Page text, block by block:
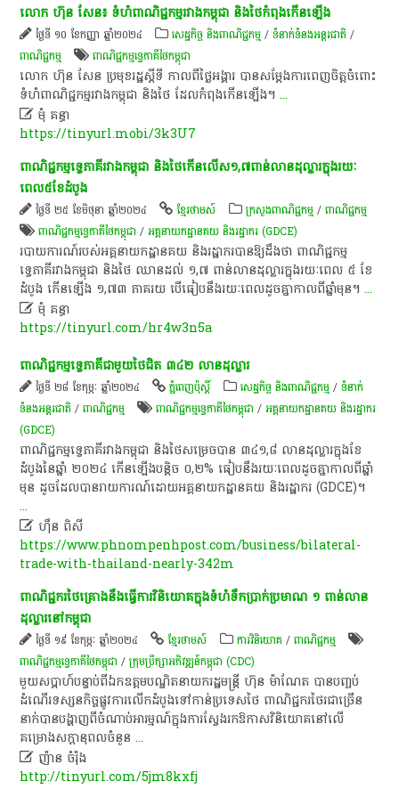
លោក​ ហ៊ុន​ សែន​៖​ ទំហំ​ពាណិជ្ជកម្ម​រវាង​កម្ពុជា​ និង​ថៃ​កំពុង​កើនឡើង​
ថ្ងៃទី ១០ ខែកញ្ញា ឆ្នាំ២០២៤ សេដ្ឋកិច្ច និងពាណិជ្ជកម្ម /ទំនាក់ទំនងអន្តរជាតិ /
ពាណិជ្ជកម្ម
ពាណិជ្ជកម្ម​ទ្វេ​ភាគី​ថៃកម្ពុជា
លោក​ ហ៊ុន​ សែន​ ប្រមុខរដ្ឋ​ស្តីទី​ កាលពី​ថ្ងៃ​អង្គារ​ បាន​សម្តែង​ការ​ពេញចិត្ត​ចំពោះ​
ទំហំ​ពាណិជ្ជកម្ម​រវាង​កម្ពុជា​ និង​ថៃ​ ដែល​កំពុង​កើនឡើង​។​...
 មុំ គន្ធា
https://tinyurl.mobi/3k3U7
​ពាណិជ្ជកម្ម​ទ្វេភាគី​រវាង​កម្ពុជា​ និង​ថៃ​កើន​លើស​១,៧​ពាន់​លាន​ដុល្លារ​ក្នុង​រយៈ
ពេល​៥​ខែ​ដំបូង​
ថ្ងៃទី ២៥ ខែមិថុនា ឆ្នាំ២០២៤ ខ្មែរថាមស៍ ក្រសួងពាណិជ្ជកម្ម /ពាណិជ្ជកម្ម
ពាណិជ្ជកម្ម​ទ្វេ​ភាគី​ថៃកម្ពុជា /អគ្គនាយកដ្ឋាន​គយ ​និង​រដ្ឋាករ (GDCE)
​របាយការណ៍​របស់​អគ្គនាយកដ្ឋាន​គយ​ និង​រដ្ឋាករ​បានឱ្យ​ដឹង​ថា​ ពាណិជ្ជកម្ម​
ទ្វេភាគី​រវាង​កម្ពុជា​ និង​ថៃ​ ឈាន​ដល់​ ១,៧​ ពាន់​លាន​ដុល្លារ​ក្នុង​រយៈពេល​ ៥​ ខែ​
ដំបូង​ កើនឡើង​ ១,៧៣​ ភាគរយ​ បើ​ធៀប​នឹង​រយៈពេល​ដូច​គ្នា​កាលពី​ឆ្នាំ​មុន​។​...
 មុំ គន្ធា
https://tinyurl.com/hr4w3n5a
ពាណិជ្ជកម្ម​ទ្វេភាគី​ជាមួយ​ថៃ​ជិត​ ៣៤២​ លាន​ដុល្លារ​
ថ្ងៃទី ២៨ ខែកុម្ភៈ ឆ្នាំ២០២៤ ភ្នំពេញប៉ុស្តិ៍ សេដ្ឋកិច្ច និងពាណិជ្ជកម្ម /ទំនាក់
ទំនងអន្តរជាតិ /ពាណិជ្ជកម្ម ពាណិជ្ជកម្ម​ទ្វេ​ភាគី​ថៃកម្ពុជា /អគ្គនាយកដ្ឋាន​គយ ​និង​រដ្ឋាករ
(GDCE)
​ពាណិជ្ជកម្ម​ទ្វេភាគី​រវាង​កម្ពុជា​ និង​ថៃ​សម្រេច​បាន​ ៣៤១,៨​ លាន​ដុល្លារ​ក្នុង​ខែ​
ដំបូង​នៃ​ឆ្នាំ​ ២០២៤​ កើនឡើង​បន្តិច​ ០,២%​ ធៀប​នឹង​រយៈពេល​ដូច​គ្នា​កាលពី​ឆ្នាំ​
មុន​ ដូចដែល​បាន​រាយការណ៍​ដោយ​អគ្គនាយកដ្ឋាន​គយ​ និង​រដ្ឋាករ​ (GDCE)​។​ ​
...
 ហ៊ឹន ពិសី
https://www.phnompenhpost.com/business/bilateral-
trade-with-thailand-nearly-342m
​ពាណិជ្ជករ​ថៃ​គ្រោង​នឹង​ធ្វើការ​វិនិយោគ​ក្នុង​ទំហំ​ទឹកប្រាក់​ប្រមាណ​ ១​ ពាន់​លាន​
ដុល្លារ​នៅ​កម្ពុជា​
ថ្ងៃទី ១៩ ខែកុម្ភៈ ឆ្នាំ២០២៤ ខ្មែរថាមស៍ ការវិនិយោគ /ពាណិជ្ជកម្ម
ពាណិជ្ជកម្ម​ទ្វេ​ភាគី​ថៃកម្ពុជា /ក្រុម​ប្រឹក្សា​អភិវឌ្ឍន៍​​កម្ពុជា ​(​CDC​)
​មួ​យស​ប្តា​ហ៍​បន្ទាប់​ពី​ឯកឧត្តម​បណ្ឌិត​នាយក​រដ្ឋមន្ត្រី​ ហ៊ុន​ ម៉ា​ណែ​ត​ បាន​បញ្ចប់​
ដំណើរ​ទស្សនកិច្ច​ផ្លូវការ​លើក​ដំបូង​ទៅ​កាន់​ប្រទេស​ថៃ​ ពាណិជ្ជករ​ថៃរ​ជា​ច្រើន​
នាក់​បាន​បង្ហាញ​ពី​ចំណាប់អារម្មណ៍​ក្នុង​ការ​ស្វែងរក​ឱកាស​វិនិយោគ​នៅ​លើ​
គម្រោង​សក្តានុពល​ចំនួន...
 ញ៉ា​ន​ ​ចំ​រ៉ុ​ង
http://tinyurl.com/5jm8kxfj